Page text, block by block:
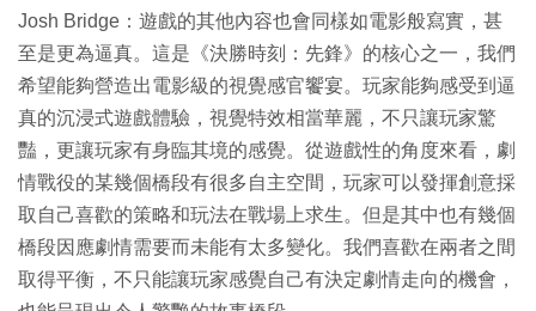
Josh Bridge：遊戲的其他內容也會同樣如電影般寫實，甚
至是更為逼真。這是《決勝時刻：先鋒》的核心之一，我們
希望能夠營造出電影級的視覺感官饗宴。玩家能夠感受到逼
真的沉浸式遊戲體驗，視覺特效相當華麗，不只讓玩家驚
豔，更讓玩家有身臨其境的感覺。從遊戲性的角度來看，劇
情戰役的某幾個橋段有很多自主空間，玩家可以發揮創意採
取自己喜歡的策略和玩法在戰場上求生。但是其中也有幾個
橋段因應劇情需要而未能有太多變化。我們喜歡在兩者之間
取得平衡，不只能讓玩家感覺自己有決定劇情走向的機會，